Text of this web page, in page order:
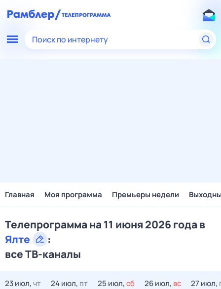
Поиск по интернету
Главная Моя программа Премьеры недели
Телепрограмма на 11 июня 2026 года в
Ялте
:
все ТВ-каналы
23 июл,чт 24 июл, пт 25 июл,сб 26 июл, вс 27 июл,